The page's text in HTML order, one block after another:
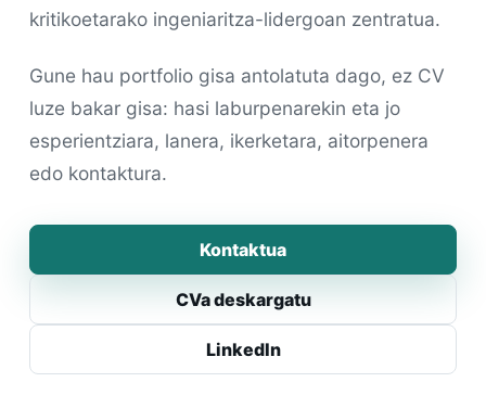
kritikoetarako ingeniaritza-lidergoan zentratua.
Gune hau portfolio gisa antolatuta dago, ez CV
luze bakar gisa: hasi laburpenarekin eta jo
esperientziara, lanera, ikerketara, aitorpenera
edo kontaktura.
Kontaktua
CVa deskargatu
LinkedIn